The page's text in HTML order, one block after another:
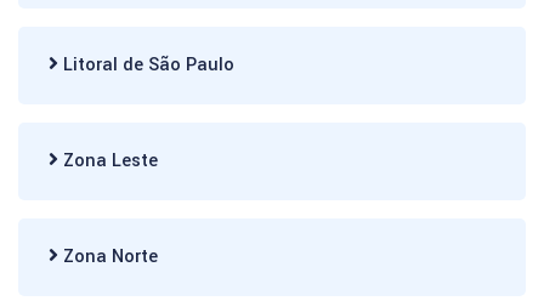
Litoral de São Paulo
Zona Leste
Zona Norte